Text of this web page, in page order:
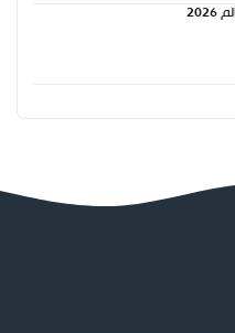
موعد مباراة فرنسا والسنغال في كأس العالم 2026